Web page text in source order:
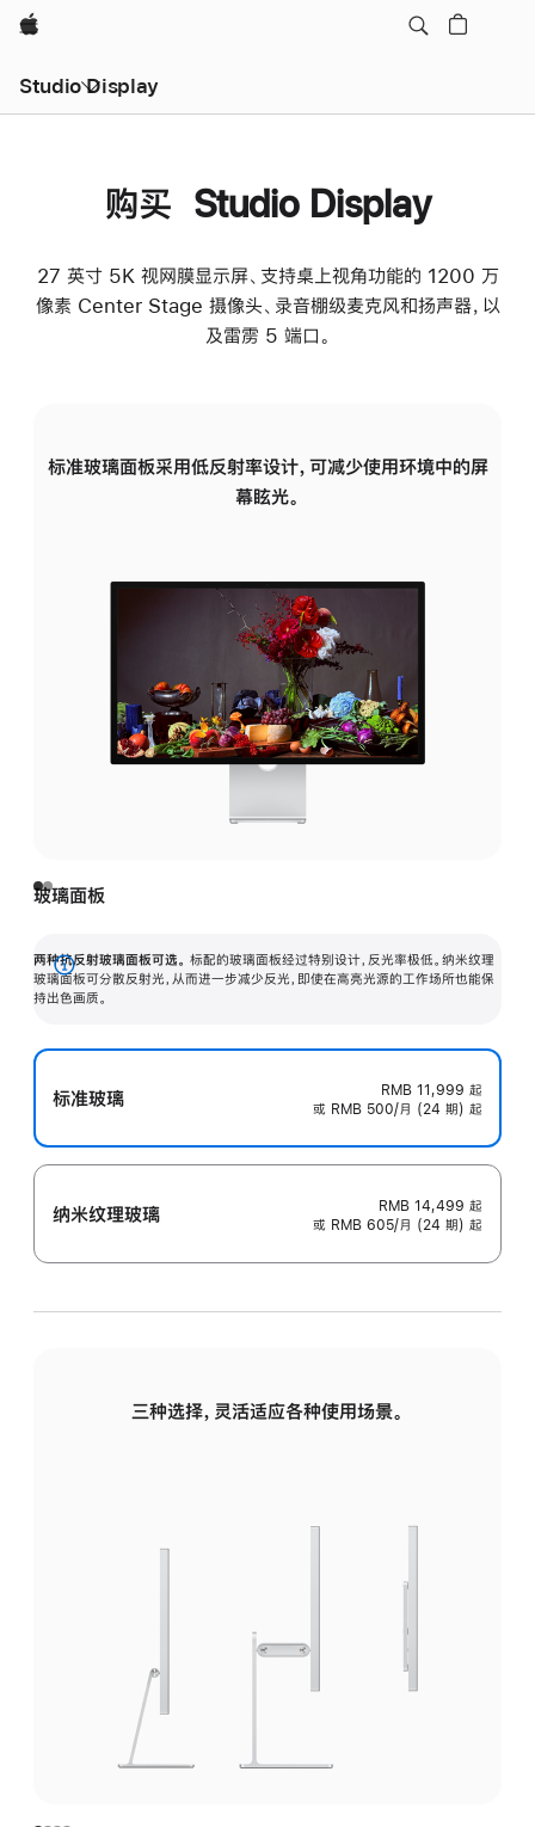
Apple
Studio Display
购买 Studio Display
27 英寸 5K 视网膜显示屏、支持桌上视角功能的 1200 万
像素 Center Stage 摄像头、录音棚级麦克风和扬声器，以
及雷雳 5 端口。
标准玻璃面板采用低反射率设计，可减少使用环境中的屏
幕眩光。
玻璃面板
两种抗反射玻璃面板可选。 标配的玻璃面板经过特别设计，反光率极低。纳米纹理
玻璃面板可分散反射光，从而进一步减少反光，即使在高亮光源的工作场所也能保
持出色画质。
展
开
标准玻璃 RMB 11,999 起
或 RMB 500/月 (24 期) 起
纳米纹理玻璃 RMB 14,499 起
或 RMB 605/月 (24 期) 起
三种选择，灵活适应各种使用场景。